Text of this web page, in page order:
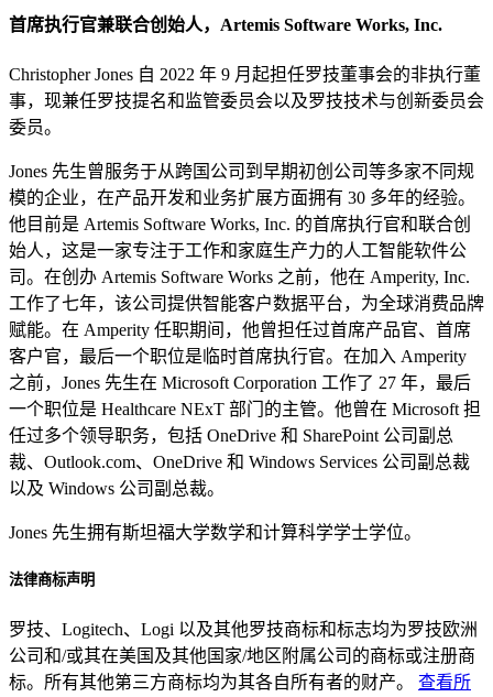
首席执行官兼联合创始人，Artemis Software Works, Inc.
Christopher Jones 自 2022 年 9 月起担任罗技董事会的非执行董
事，现兼任罗技提名和监管委员会以及罗技技术与创新委员会
委员。
Jones 先生曾服务于从跨国公司到早期初创公司等多家不同规
模的企业，在产品开发和业务扩展方面拥有 30 多年的经验。
他目前是 Artemis Software Works, Inc. 的首席执行官和联合创
始人，这是一家专注于工作和家庭生产力的人工智能软件公
司。在创办 Artemis Software Works 之前，他在 Amperity, Inc.
工作了七年，该公司提供智能客户数据平台，为全球消费品牌
赋能。在 Amperity 任职期间，他曾担任过首席产品官、首席
客户官，最后一个职位是临时首席执行官。在加入 Amperity
之前，Jones 先生在 Microsoft Corporation 工作了 27 年，最后
一个职位是 Healthcare NExT 部门的主管。他曾在 Microsoft 担
任过多个领导职务，包括 OneDrive 和 SharePoint 公司副总
裁、Outlook.com、OneDrive 和 Windows Services 公司副总裁
以及 Windows 公司副总裁。
Jones 先生拥有斯坦福大学数学和计算科学学士学位。
法律商标声明
罗技、Logitech、Logi 以及其他罗技商标和标志均为罗技欧洲
公司和/或其在美国及其他国家/地区附属公司的商标或注册商
标。所有其他第三方商标均为其各自所有者的财产。 查看所